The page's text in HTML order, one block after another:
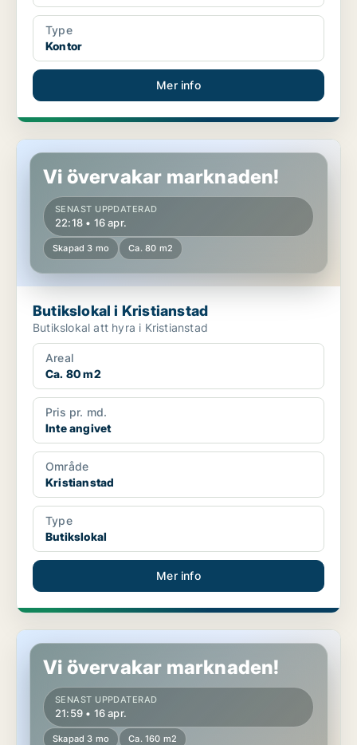
Type
Kontor
Mer info
Butikslokal i Kristianstad
Vi övervakar marknaden!
SENAST UPPDATERAD
22:18 • 16 apr.
Skapad 3 mo Ca. 80 m2
Butikslokal i Kristianstad
Butikslokal att hyra i Kristianstad
Areal
Ca. 80 m2
Pris pr. md.
Inte angivet
Område
Kristianstad
Type
Butikslokal
Mer info
Butikslokal i Göteborg Centrum
Vi övervakar marknaden!
SENAST UPPDATERAD
21:59 • 16 apr.
Skapad 3 mo Ca. 160 m2